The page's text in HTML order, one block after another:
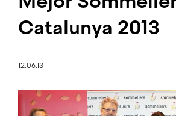
Catalunya 2013
12.06.13
Imagen